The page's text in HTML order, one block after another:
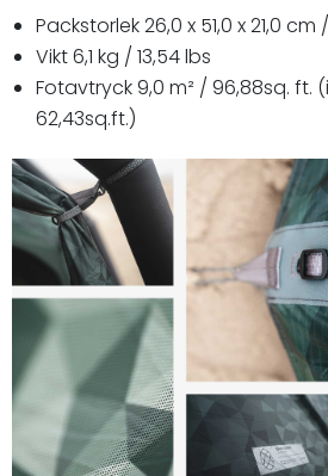
Packstorlek 26,0 x 51,0 x 21,0 cm
Vikt 6,1 kg / 13,54 lbs
Fotavtryck 9,0 m² / 96,88sq. ft.
62,43sq.ft.)